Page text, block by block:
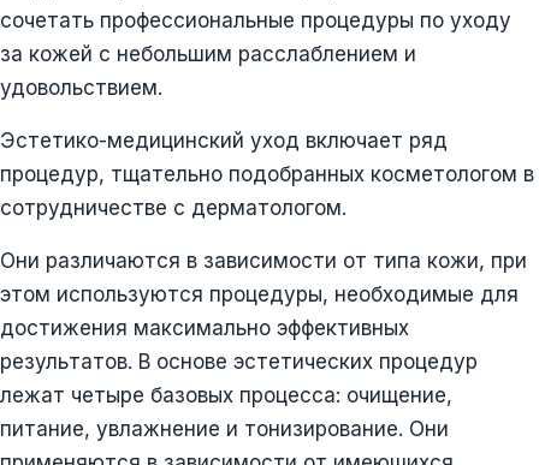
сочетать профессиональные процедуры по уходу
за кожей с небольшим расслаблением и
удовольствием.
Эстетико-медицинский уход включает ряд
процедур, тщательно подобранных косметологом в
сотрудничестве с дерматологом.
Они различаются в зависимости от типа кожи, при
этом используются процедуры, необходимые для
достижения максимально эффективных
результатов. В основе эстетических процедур
лежат четыре базовых процесса: очищение,
питание, увлажнение и тонизирование. Они